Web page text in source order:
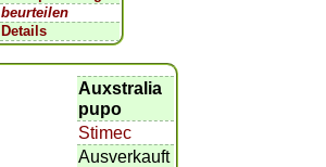
beurteilen
Details
Auxstralia
pupo
Stimec
Ausverkauft